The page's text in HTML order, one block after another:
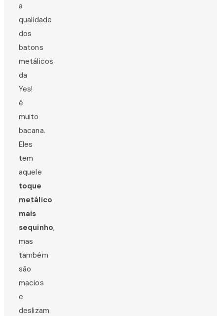
a
qualidade
dos
batons
metálicos
da
Yes!
é
muito
bacana.
Eles
tem
aquele
toque
metálico
mais
sequinho,
mas
também
são
macios
e
deslizam